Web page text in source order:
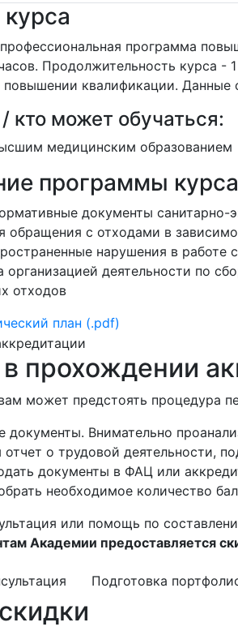
программа
Продолжительность курса -
повышении квалификации.
кто может обучаться:
медицинским образованием
программы курса
документы санитарно-
обращения с отходами в
нарушения в работе
организацией деятельности по
отходов
план (.pdf)
прохождении
может предстоять процедура
документы. Внимательно
о трудовой деятельности,
документы в ФАЦ или
необходимое количество
или помощь по
Академии предоставляется
Подготовка